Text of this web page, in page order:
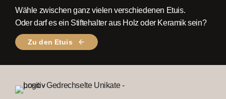
Wähle zwischen ganz vielen verschiedenen Etuis.
Oder darf es ein Stiftehalter aus Holz oder Keramik sein?
Zu den Etuis